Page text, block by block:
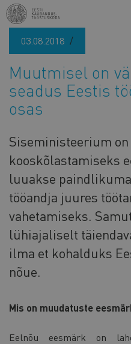
Liigu
edasi
põhisisu03.08.2018
Muutmisel on
seadus Eestis
osas
Siseministeerium on
kooskõlastamiseks
luuakse
tööandja juures
vahetamiseks.
lühiajaliselt
ilma et kohalduks
nõue.
Mis on muudatuste
Eelnõu eesmärk on